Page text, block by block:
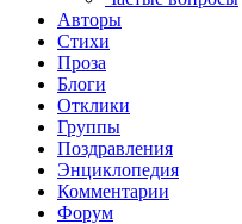
Авторы
Стихи
Проза
Блоги
Отклики
Группы
Поздравления
Энциклопедия
Комментарии
Форум